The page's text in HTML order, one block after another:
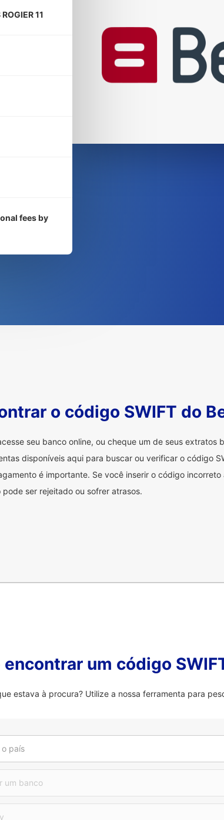
11
fees by
o código SWIFT do
seu banco online, ou cheque um de seus extratos
disponíveis aqui para buscar ou verificar o código
é importante. Se você inserir o código incorreto
ser rejeitado ou sofrer atrasos.
encontrar um código
estava à procura? Utilize a nossa ferramenta para
o país
um banco